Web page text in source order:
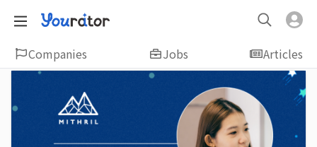
Companies Jobs Articles